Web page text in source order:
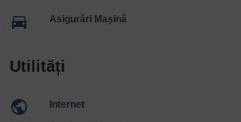
directions_car Asigurări Mașină
Utilități
public Internet